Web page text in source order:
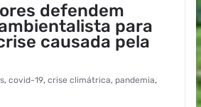
defendem
para
causada pela
, covid-19, crise climátrica, pandemia,